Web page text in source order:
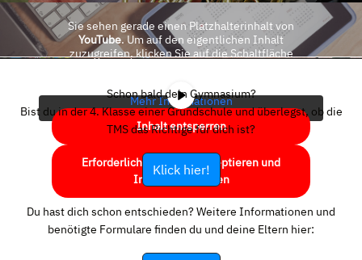
Sie sehen gerade einen Platzhalterinhalt von
YouTube. Um auf den eigentlichen Inhalt
zuzugreifen, klicken Sie auf die Schaltfläche
Mehr Informationen
Inhalt entsperren
Erforderlichen Service akzeptieren und
Inhalte entsperren
Schon bald dein Gymnasium?
Bist du in der 4. Klasse einer Grundschule und überlegst, ob die
TMS das Richtige für dich ist?
Klick hier!
Du hast dich schon entschieden? Weitere Informationen und
benötigte Formulare finden du und deine Eltern hier: